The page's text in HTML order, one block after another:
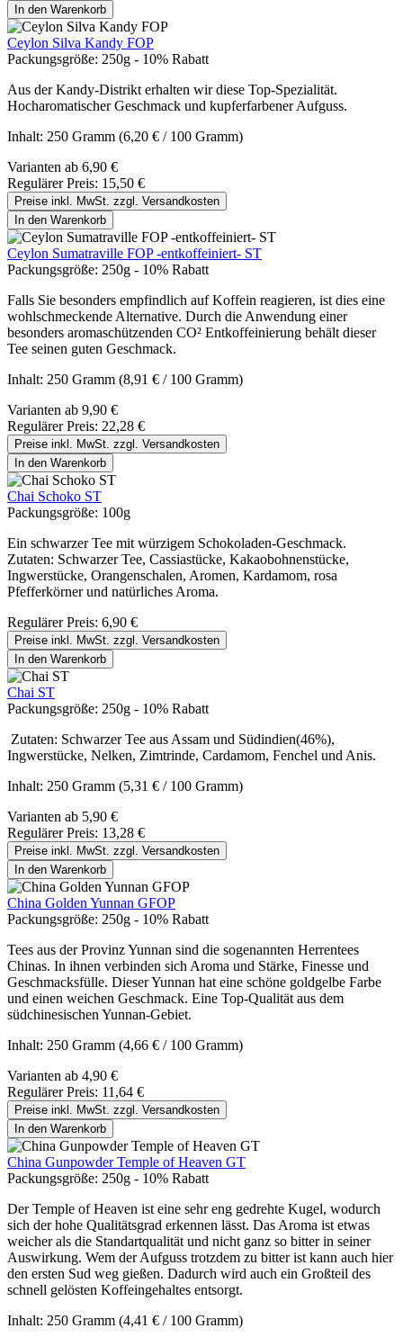
In den Warenkorb
Ceylon Silva Kandy FOP
Packungsgröße: 250g - 10% Rabatt
Aus der Kandy-Distrikt erhalten wir diese Top-Spezialität.
Hocharomatischer Geschmack und kupferfarbener Aufguss.
Inhalt: 250 Gramm (6,20 € / 100 Gramm)
Varianten ab 6,90 €
Regulärer Preis: 15,50 €
Preise inkl. MwSt. zzgl. Versandkosten
In den Warenkorb
Ceylon Sumatraville FOP -entkoffeiniert- ST
Packungsgröße: 250g - 10% Rabatt
Falls Sie besonders empfindlich auf Koffein reagieren, ist dies eine
wohlschmeckende Alternative. Durch die Anwendung einer
besonders aromaschützenden CO² Entkoffeinierung behält dieser
Tee seinen guten Geschmack.
Inhalt: 250 Gramm (8,91 € / 100 Gramm)
Varianten ab 9,90 €
Regulärer Preis: 22,28 €
Preise inkl. MwSt. zzgl. Versandkosten
In den Warenkorb
Chai Schoko ST
Packungsgröße: 100g
Ein schwarzer Tee mit würzigem Schokoladen-Geschmack.
Zutaten: Schwarzer Tee, Cassiastücke, Kakaobohnenstücke,
Ingwerstücke, Orangenschalen, Aromen, Kardamom, rosa
Pfefferkörner und natürliches Aroma.
Regulärer Preis: 6,90 €
Preise inkl. MwSt. zzgl. Versandkosten
In den Warenkorb
Chai ST
Packungsgröße: 250g - 10% Rabatt
Zutaten: Schwarzer Tee aus Assam und Südindien(46%),
Ingwerstücke, Nelken, Zimtrinde, Cardamom, Fenchel und Anis.
Inhalt: 250 Gramm (5,31 € / 100 Gramm)
Varianten ab 5,90 €
Regulärer Preis: 13,28 €
Preise inkl. MwSt. zzgl. Versandkosten
In den Warenkorb
China Golden Yunnan GFOP
Packungsgröße: 250g - 10% Rabatt
Tees aus der Provinz Yunnan sind die sogenannten Herrentees
Chinas. In ihnen verbinden sich Aroma und Stärke, Finesse und
Geschmacksfülle. Dieser Yunnan hat eine schöne goldgelbe Farbe
und einen weichen Geschmack. Eine Top-Qualität aus dem
südchinesischen Yunnan-Gebiet.
Inhalt: 250 Gramm (4,66 € / 100 Gramm)
Varianten ab 4,90 €
Regulärer Preis: 11,64 €
Preise inkl. MwSt. zzgl. Versandkosten
In den Warenkorb
China Gunpowder Temple of Heaven GT
Packungsgröße: 250g - 10% Rabatt
Der Temple of Heaven ist eine sehr eng gedrehte Kugel, wodurch
sich der hohe Qualitätsgrad erkennen lässt. Das Aroma ist etwas
weicher als die Standartqualität und nicht ganz so bitter in seiner
Auswirkung. Wem der Aufguss trotzdem zu bitter ist kann auch hier
den ersten Sud weg gießen. Dadurch wird auch ein Großteil des
schnell gelösten Koffeingehaltes entsorgt.
Inhalt: 250 Gramm (4,41 € / 100 Gramm)